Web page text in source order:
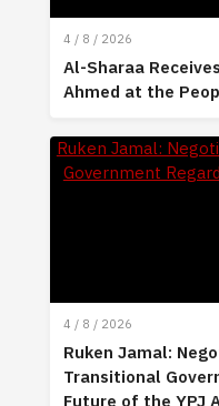
4 / 8 / 2026
Al-Sharaa
Ahmed at the
4 / 8 / 2026
Ruken Jamal:
Transitional